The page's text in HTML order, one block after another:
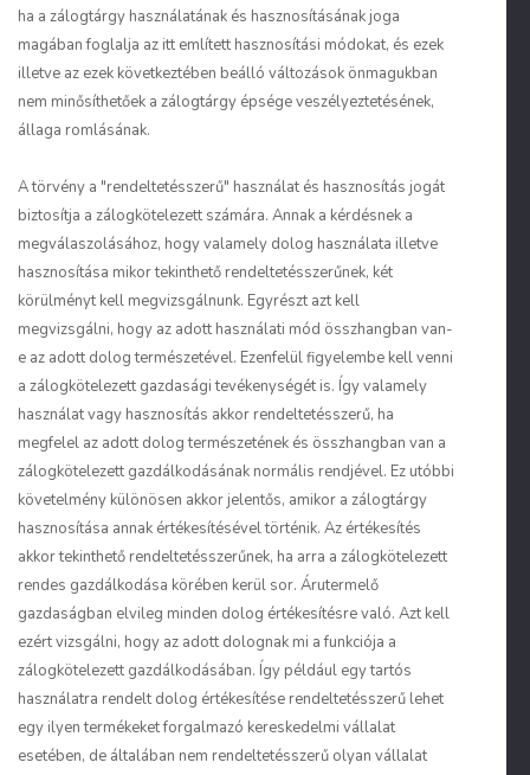
ha a zálogtárgy használatának és hasznosításának joga
magában foglalja az itt említett hasznosítási módokat, és ezek
illetve az ezek következtében beálló változások önmagukban
nem minősíthetőek a zálogtárgy épsége veszélyeztetésének,
állaga romlásának.
A törvény a "rendeltetésszerű" használat és hasznosítás jogát
biztosítja a zálogkötelezett számára. Annak a kérdésnek a
megválaszolásához, hogy valamely dolog használata illetve
hasznosítása mikor tekinthető rendeltetésszerűnek, két
körülményt kell megvizsgálnunk. Egyrészt azt kell
megvizsgálni, hogy az adott használati mód összhangban van-
e az adott dolog természetével. Ezenfelül figyelembe kell venni
a zálogkötelezett gazdasági tevékenységét is. Így valamely
használat vagy hasznosítás akkor rendeltetésszerű, ha
megfelel az adott dolog természetének és összhangban van a
zálogkötelezett gazdálkodásának normális rendjével. Ez utóbbi
követelmény különösen akkor jelentős, amikor a zálogtárgy
hasznosítása annak értékesítésével történik. Az értékesítés
akkor tekinthető rendeltetésszerűnek, ha arra a zálogkötelezett
rendes gazdálkodása körében kerül sor. Árutermelő
gazdaságban elvileg minden dolog értékesítésre való. Azt kell
ezért vizsgálni, hogy az adott dolognak mi a funkciója a
zálogkötelezett gazdálkodásában. Így például egy tartós
használatra rendelt dolog értékesítése rendeltetésszerű lehet
egy ilyen termékeket forgalmazó kereskedelmi vállalat
esetében, de általában nem rendeltetésszerű olyan vállalat